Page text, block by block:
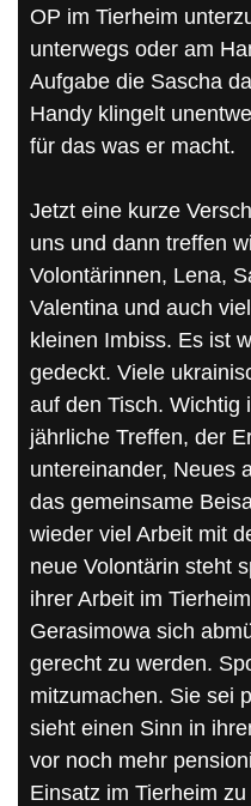
OP im Tierheim
unterwegs oder am
Aufgabe die Sascha
Handy klingelt
für das was er macht.
Jetzt eine kurze
uns und dann treffen
Volontärinnen, Lena,
Valentina und auch
kleinen Imbiss. Es ist
gedeckt. Viele
auf den Tisch. Wichtig
jährliche Treffen, der
untereinander, Neues
das gemeinsame
wieder viel Arbeit mit
neue Volontärin steht
ihrer Arbeit im
Gerasimowa sich
gerecht zu werden.
mitzumachen. Sie sei
sieht einen Sinn in
vor noch mehr
Einsatz im Tierheim